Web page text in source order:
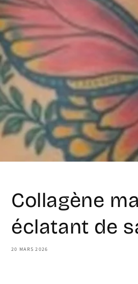
Collagène
éclatant de
20 MARS 2026